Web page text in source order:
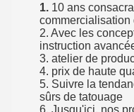
1. 10 ans
commercialisation
2. Avec les
instruction
3. atelier de
4. prix de haute
5. Suivre la
sûrs de tatouage
6. Jusqu'ici, nos